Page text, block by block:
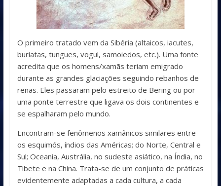
O primeiro tratado vem da Sibéria (altaicos, iacutes,
buriatas, tungues, vogul, samoiedos, etc.). Uma fonte
acredita que os homens/xamãs teriam emigrado
durante as grandes glaciações seguindo rebanhos de
renas. Eles passaram pelo estreito de Bering ou por
uma ponte terrestre que ligava os dois continentes e
se espalharam pelo mundo.
Encontram-se fenômenos xamânicos similares entre
os esquimós, índios das Américas; do Norte, Central e
Sul; Oceania, Austrália, no sudeste asiático, na Índia, no
Tibete e na China. Trata-se de um conjunto de práticas
evidentemente adaptadas a cada cultura, a cada